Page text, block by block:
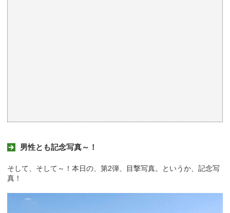
男性とも記念写真～！
そして、そして～！本日の、第2弾、目撃写真。というか、記念写
真！